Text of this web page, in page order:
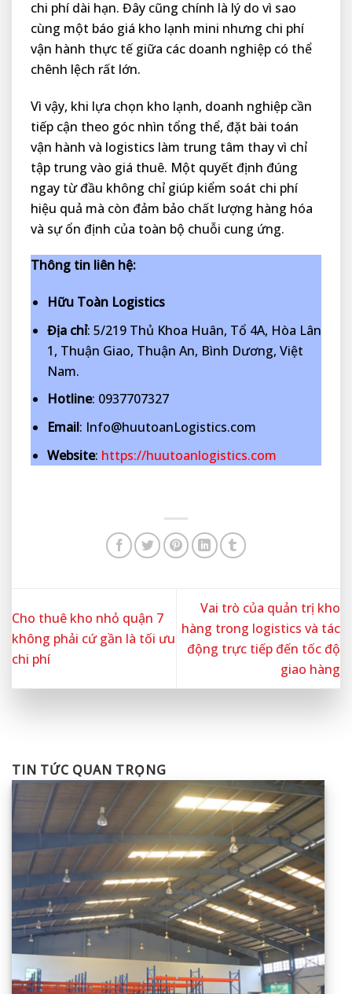
chi phí dài hạn. Đây cũng chính là lý do vì sao
cùng một báo giá kho lạnh mini nhưng chi phí
vận hành thực tế giữa các doanh nghiệp có thể
chênh lệch rất lớn.
Vì vậy, khi lựa chọn kho lạnh, doanh nghiệp cần
tiếp cận theo góc nhìn tổng thể, đặt bài toán
vận hành và logistics làm trung tâm thay vì chỉ
tập trung vào giá thuê. Một quyết định đúng
ngay từ đầu không chỉ giúp kiểm soát chi phí
hiệu quả mà còn đảm bảo chất lượng hàng hóa
và sự ổn định của toàn bộ chuỗi cung ứng.
Thông tin liên hệ:
Hữu Toàn Logistics
Địa chỉ: 5/219 Thủ Khoa Huân, Tổ 4A, Hòa Lân
1, Thuận Giao, Thuận An, Bình Dương, Việt
Nam.
Hotline: 0937707327
Email: Info@huutoanLogistics.com
Website: https://huutoanlogistics.com
Cho thuê kho nhỏ quận 7
không phải cứ gần là tối ưu
chi phí
Vai trò của quản trị kho
hàng trong logistics và tác
động trực tiếp đến tốc độ
giao hàng
TIN TỨC QUAN TRỌNG